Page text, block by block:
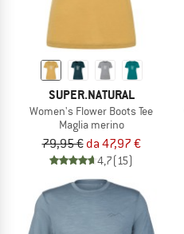
SUPER.NATURAL
Women's Flower Boots Tee
Maglia merino
79,95 € da 47,97 €
4,7(15)